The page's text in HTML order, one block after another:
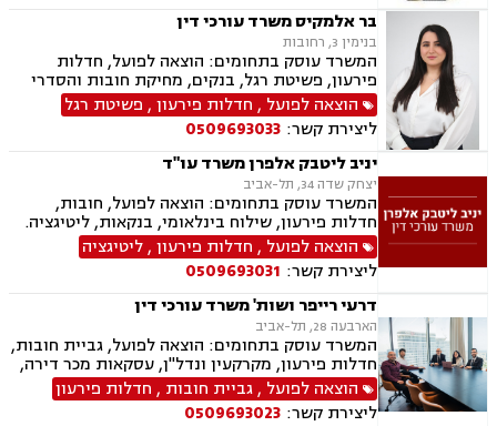
בר אלמקיס משרד עורכי דין
בנימין 3, רחובות
המשרד עוסק בתחומים: הוצאה לפועל, חדלות
פירעון, פשיטת רגל, בנקים, מחיקת חובות והסדרי
חוב, דיני משפחה, גישור במשפחה, ידועים בציבור,
הסכמי ממון, מזונות, משמורת, גירושין, חלוקת רכוש,
זמני שהות, ניכור הורי
הוצאה לפועל , חדלות פירעון, פשיטת רגל
ליצירת קשר: 0509693033
יניב ליטבק אלפרן משרד עו"ד
יצחק שדה 34, תל-אביב
המשרד עוסק בתחומים: הוצאה לפועל, חובות,
חדלות פירעון, שילוח בינלאומי, בנקאות, ליטיגציה.
הוצאה לפועל , חדלות פירעון,ליטיגציה
ליצירת קשר: 0509693031
דרעי רייפר ושות' משרד עורכי דין
הארבעה 28, תל-אביב
המשרד עוסק בתחומים: הוצאה לפועל, גביית חובות,
חדלות פירעון, מקרקעין ונדל"ן, עסקאות מכר דירה,
דיני משפחה, חלוקת רכוש, דיני חוזים, ירושות
וצוואות.
הוצאה לפועל ,גביית חובות , חדלות פירעון
ליצירת קשר: 0509693023